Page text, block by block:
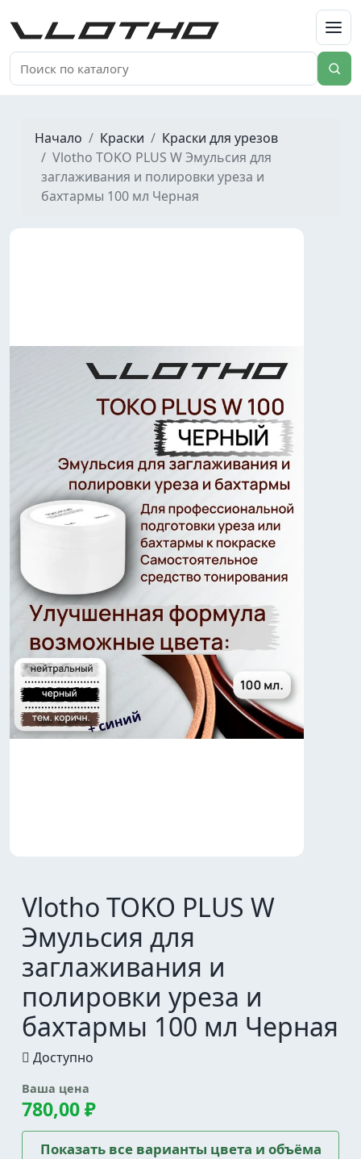
VLOTHO
Начало Краски
Краски для урезов
Vlotho TOKO PLUS W Эмульсия для
заглаживания и полировки уреза и
бахтармы 100 мл Черная
Vlotho TOKO PLUS W
Эмульсия для
заглаживания и
полировки уреза и
бахтармы 100 мл Черная
Доступно
Ваша цена
780,00 ₽
Показать все варианты цвета и объёма